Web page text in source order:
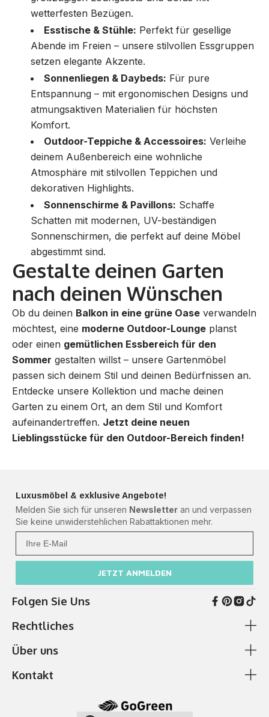
wetterfesten Bezügen.
Esstische & Stühle: Perfekt für gesellige
Abende im Freien – unsere stilvollen Essgruppen
setzen elegante Akzente.
Sonnenliegen & Daybeds: Für pure
Entspannung – mit ergonomischen Designs und
atmungsaktiven Materialien für höchsten
Komfort.
Outdoor-Teppiche & Accessoires: Verleihe
deinem Außenbereich eine wohnliche
Atmosphäre mit stilvollen Teppichen und
dekorativen Highlights.
Sonnenschirme & Pavillons: Schaffe
Schatten mit modernen, UV-beständigen
Sonnenschirmen, die perfekt auf deine Möbel
abgestimmt sind.
Gestalte deinen Garten
nach deinen Wünschen
Ob du deinen Balkon in eine grüne Oase verwandeln
möchtest, eine moderne Outdoor-Lounge planst
oder einen gemütlichen Essbereich für den
Sommer gestalten willst – unsere Gartenmöbel
passen sich deinem Stil und deinen Bedürfnissen an.
Entdecke unsere Kollektion und mache deinen
Garten zu einem Ort, an dem Stil und Komfort
aufeinandertreffen. Jetzt deine neuen
Lieblingsstücke für den Outdoor-Bereich finden!
Luxusmöbel & exklusive Angebote!
Melden Sie sich für unseren Newsletter an und verpassen
Sie keine unwiderstehlichen Rabattaktionen mehr.
JETZT ANMELDEN
Folgen Sie Uns
Rechtliches
AGB & Kundeninformationen
Cookie-Richtlinie
Über uns
Zahlung & Versand
Kontakt